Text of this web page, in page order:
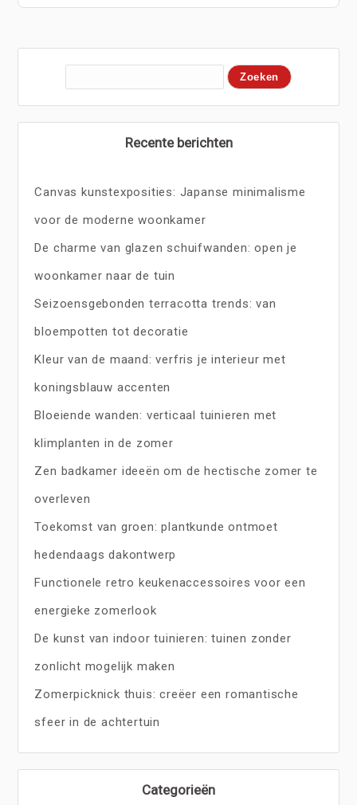
Recente berichten
Canvas kunstexposities: Japanse minimalisme
voor de moderne woonkamer
De charme van glazen schuifwanden: open je
woonkamer naar de tuin
Seizoensgebonden terracotta trends: van
bloempotten tot decoratie
Kleur van de maand: verfris je interieur met
koningsblauw accenten
Bloeiende wanden: verticaal tuinieren met
klimplanten in de zomer
Zen badkamer ideeën om de hectische zomer te
overleven
Toekomst van groen: plantkunde ontmoet
hedendaags dakontwerp
Functionele retro keukenaccessoires voor een
energieke zomerlook
De kunst van indoor tuinieren: tuinen zonder
zonlicht mogelijk maken
Zomerpicknick thuis: creëer een romantische
sfeer in de achtertuin
Categorieën